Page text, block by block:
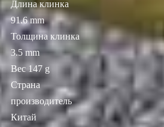
Длина клинка
91.6 mm
Толщина клинка
3.5 mm
Вес 147 g
Страна
производитель
Китай